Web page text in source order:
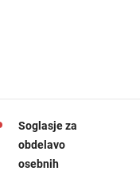
Soglasje za
obdelavo
osebnih